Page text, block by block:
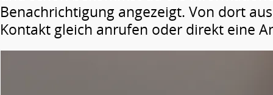
Benachrichtigung angezeigt. Von dort
Kontakt gleich anrufen oder direkt eine